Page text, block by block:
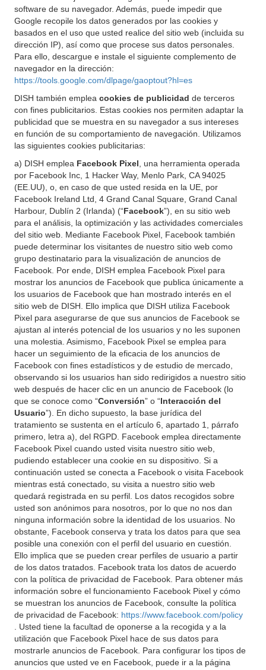
software de su navegador. Además, puede impedir que
Google recopile los datos generados por las cookies y
basados en el uso que usted realice del sitio web (incluida su
dirección IP), así como que procese sus datos personales.
Para ello, descargue e instale el siguiente complemento de
navegador en la dirección:
https://tools.google.com/dlpage/gaoptout?hl=es
DISH también emplea cookies de publicidad de terceros
con fines publicitarios. Estas cookies nos permiten adaptar la
publicidad que se muestra en su navegador a sus intereses
en función de su comportamiento de navegación. Utilizamos
las siguientes cookies publicitarias:
a) DISH emplea Facebook Pixel , una herramienta operada
por Facebook Inc, 1 Hacker Way, Menlo Park, CA 94025
(EE.UU), o, en caso de que usted resida en la UE, por
Facebook Ireland Ltd, 4 Grand Canal Square, Grand Canal
Harbour, Dublín 2 (Irlanda) (“Facebook”), en su sitio web
para el análisis, la optimización y las actividades comerciales
del sitio web. Mediante Facebook Pixel, Facebook también
puede determinar los visitantes de nuestro sitio web como
grupo destinatario para la visualización de anuncios de
Facebook. Por ende, DISH emplea Facebook Pixel para
mostrar los anuncios de Facebook que publica únicamente a
los usuarios de Facebook que han mostrado interés en el
sitio web de DISH. Ello implica que DISH utiliza Facebook
Pixel para asegurarse de que sus anuncios de Facebook se
ajustan al interés potencial de los usuarios y no les suponen
una molestia. Asimismo, Facebook Pixel se emplea para
hacer un seguimiento de la eficacia de los anuncios de
Facebook con fines estadísticos y de estudio de mercado,
observando si los usuarios han sido redirigidos a nuestro sitio
web después de hacer clic en un anuncio de Facebook (lo
que se conoce como “Conversión” o “Interacción del
Usuario”). En dicho supuesto, la base jurídica del
tratamiento se sustenta en el artículo 6, apartado 1, párrafo
primero, letra a), del RGPD. Facebook emplea directamente
Facebook Pixel cuando usted visita nuestro sitio web,
pudiendo establecer una cookie en su dispositivo. Si a
continuación usted se conecta a Facebook o visita Facebook
mientras está conectado, su visita a nuestro sitio web
quedará registrada en su perfil. Los datos recogidos sobre
usted son anónimos para nosotros, por lo que no nos dan
ninguna información sobre la identidad de los usuarios. No
obstante, Facebook conserva y trata los datos para que sea
posible una conexión con el perfil del usuario en cuestión.
Ello implica que se pueden crear perfiles de usuario a partir
de los datos tratados. Facebook trata los datos de acuerdo
con la política de privacidad de Facebook. Para obtener más
información sobre el funcionamiento Facebook Pixel y cómo
se muestran los anuncios de Facebook, consulte la política
de privacidad de Facebook: https://www.facebook.com/policy
. Usted tiene la facultad de oponerse a la recogida y a la
utilización que Facebook Pixel hace de sus datos para
mostrarle anuncios de Facebook. Para configurar los tipos de
anuncios que usted ve en Facebook, puede ir a la página